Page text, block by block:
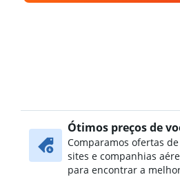
Ótimos preços de
Comparamos ofertas
sites e companhias
para encontrar a